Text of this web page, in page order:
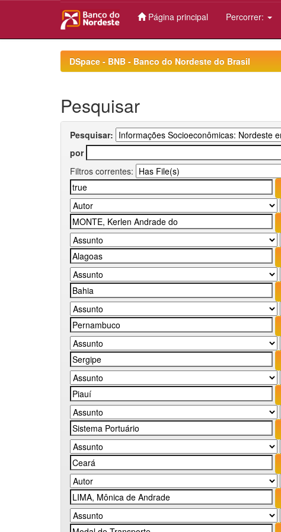
Página principal Percorrer:
DSpace - BNB - Banco do Nordeste do Brasil
Pesquisar
Pesquisar:
por
Filtros correntes: